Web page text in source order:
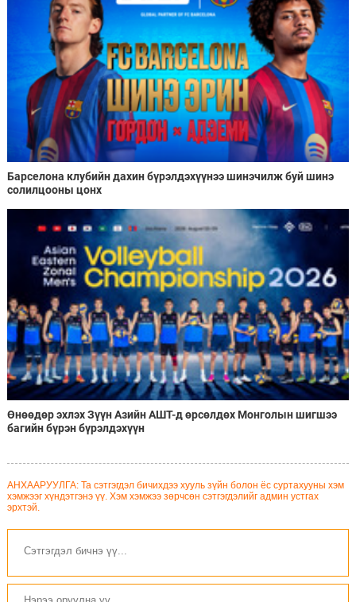
Барселона клубийн дахин бүрэлдэхүүнээ шинэчилж буй шинэ
солилцооны цонх
Өнөөдөр эхлэх Зүүн Азийн АШТ-д өрсөлдөх Монголын шигшээ
багийн бүрэн бүрэлдэхүүн
АНХААРУУЛГА: Та сэтгэгдэл бичихдээ хууль зүйн болон ёс суртахууны хэм
хэмжээг хүндэтгэнэ үү. Хэм хэмжээ зөрчсөн сэтгэгдэлийг админ устгах
эрхтэй.